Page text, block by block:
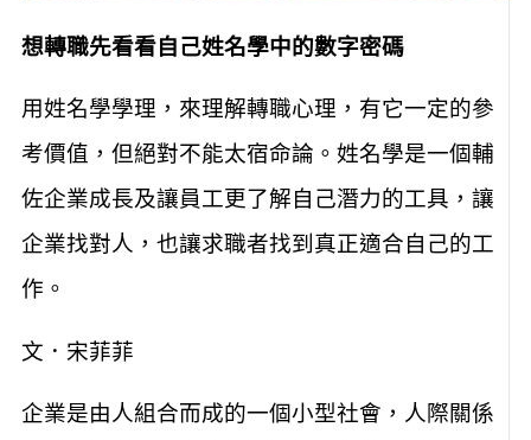
想轉職先看看自己姓名學中的數字密碼
用姓名學學理，來理解轉職心理，有它一定的參
考價值，但絕對不能太宿命論。姓名學是一個輔
佐企業成長及讓員工更了解自己潛力的工具，讓
企業找對人，也讓求職者找到真正適合自己的工
作。
文．宋菲菲
企業是由人組合而成的一個小型社會，人際關係